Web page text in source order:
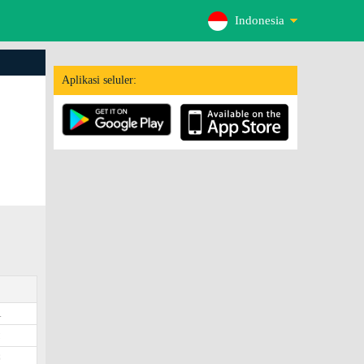
Indonesia
Aplikasi seluler: